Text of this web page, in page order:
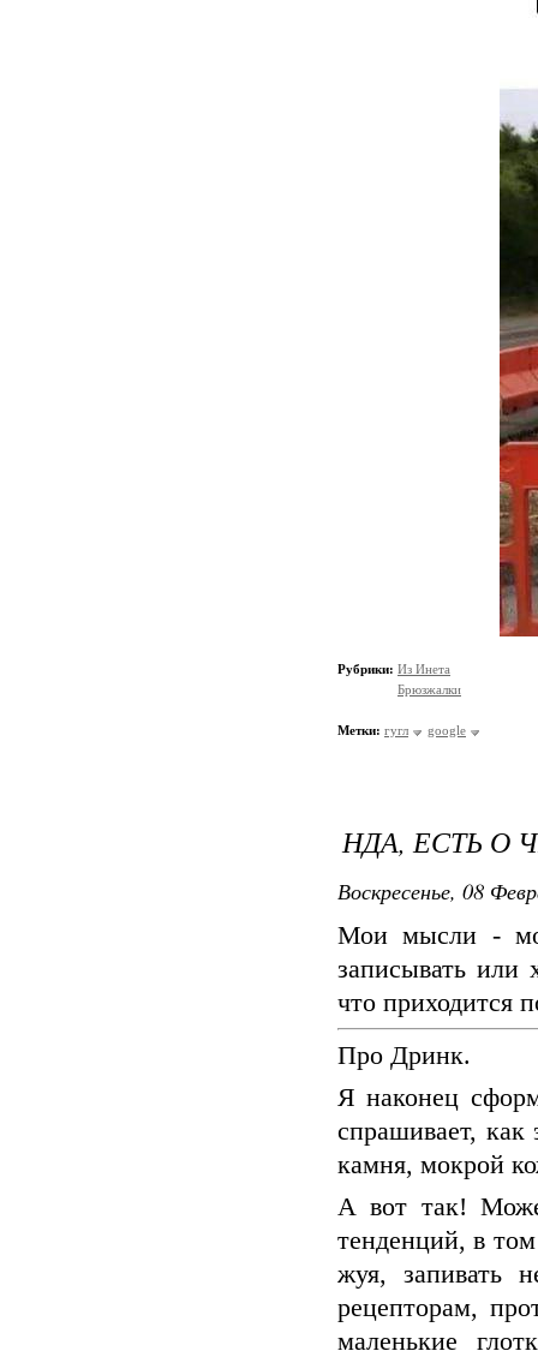
Рубрики: Из Инета
Брюзжалки
Метки: гугл google
НДА, ЕСТЬ О
Воскресенье, 08
Мои мысли -
записывать или
что приходится
Про Дринк.
Я наконец
спрашивает,
камня, мокрой
А вот так!
тенденций, в том
жуя, запивать
рецепторам,
маленькие